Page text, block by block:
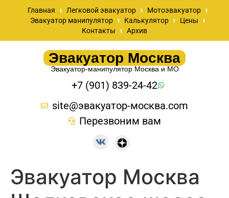
Главная Легковой эвакуатор
Мотоэвакуатор
Эвакуатор манипулятор
Калькулятор
Цены
Контакты
Архив
Эвакуатор Москва
Эвакуатор-манипулятор Москва и МО
+7 (901) 839-24-42
site@эвакуатор-москва.com
Перезвоним вам
Эвакуатор Москва